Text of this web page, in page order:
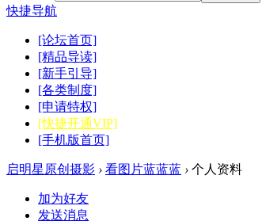
快捷导航
[论坛首页]
[精品导读]
[新手引导]
[各类制度]
[申请特权]
[快捷开通VIP]
[手机版首页]
启明星原创摄影 › 看图片蓝蓝蓝 › 个人资料
加为好友
发送消息